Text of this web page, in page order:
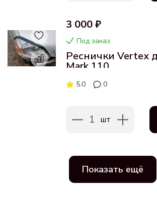
3 000 ₽
Под заказ
Реснички Vertex
Mark 110
5.0 0
1 шт
Показать ещё